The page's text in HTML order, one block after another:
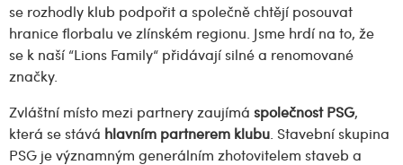
se rozhodly klub podpořit a společně chtějí posouvat
hranice florbalu ve zlínském regionu. Jsme hrdí na to, že
se k naší “Lions Family“ přidávají silné a renomované
značky.
Zvláštní místo mezi partnery zaujímá společnost PSG,
která se stává hlavním partnerem klubu . Stavební skupina
PSG je významným generálním zhotovitelem staveb a